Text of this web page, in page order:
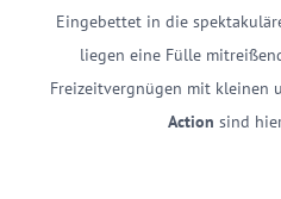
Eingebettet in die
liegen eine Fülle
Freizeitvergnügen mit kleinen
Action sind